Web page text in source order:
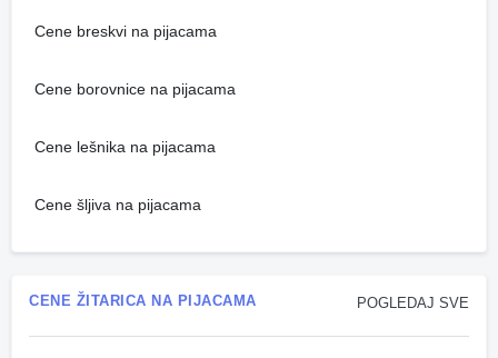
Cene breskvi na pijacama
Cene borovnice na pijacama
Cene lešnika na pijacama
Cene šljiva na pijacama
POGLEDAJ SVE
CENE ŽITARICA NA PIJACAMA